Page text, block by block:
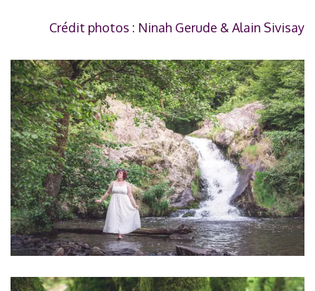
Crédit photos : Ninah Gerude & Alain Sivisay